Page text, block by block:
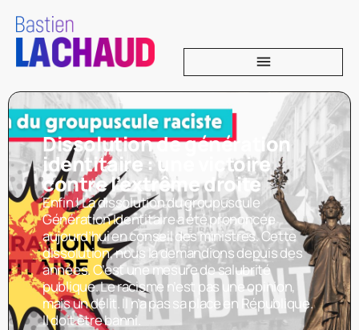
Dissolution de génération
identitaire : une victoire
contre l’extrême droite
Enfin ! La dissolution du groupuscule
Génération Identitaire a été prononcée
aujourd’hui en conseil des ministres. Cette
dissolution, nous la demandions depuis des
années. C’est une mesure de salubrité
publique. Le racisme n’est pas une opinion,
mais un délit. Il n’a pas sa place en République.
Il doit être banni.